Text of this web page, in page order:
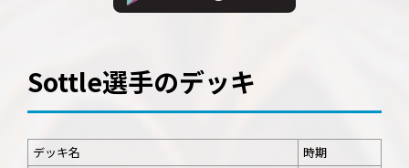
Sottle選手のデッキ
デッキ名 時期